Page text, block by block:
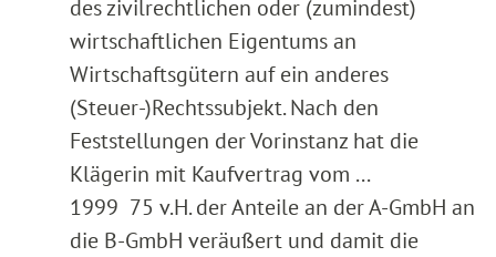
des zivilrechtlichen oder (zumindest)
wirtschaftlichen Eigentums an
Wirtschaftsgütern auf ein anderes
(Steuer-)Rechtssubjekt. Nach den
Feststellungen der Vorinstanz hat die
Klägerin mit Kaufvertrag vom ...
1999 75 v.H. der Anteile an der A-GmbH an
die B-GmbH veräußert und damit die